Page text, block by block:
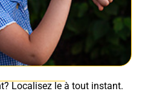
Localisez le à tout instant.